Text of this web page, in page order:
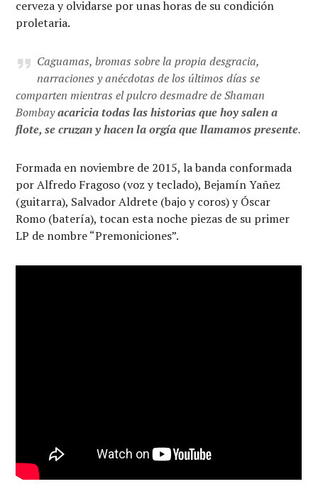
cerveza y olvidarse por unas horas de su condición
proletaria.
Caguamas, bromas sobre la propia desgracia,
narraciones y anécdotas de los últimos días se
comparten mientras el pulcro desmadre de Shaman
Bombayacaricia todas las historias que hoy salen a
flote, se cruzan y hacen la orgía que llamamos presente.
Formada en noviembre de 2015, la banda conformada
por Alfredo Fragoso (voz y teclado), Bejamín Yañez
(guitarra), Salvador Aldrete (bajo y coros) y Óscar
Romo (batería), tocan esta noche piezas de su primer
LP de nombre “Premoniciones”.